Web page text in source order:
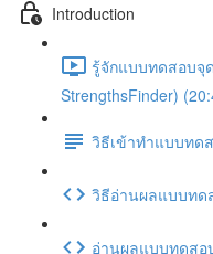
Introduction
รู้จักแบบทดสอบจุ
StrengthsFinder)
วิธีเข้าทำแบบทด
วิธีอ่านผลแบบทด
อ่านผลแบบทดสอ